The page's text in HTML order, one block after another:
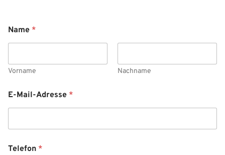
Name *
Vorname Nachname
E-Mail-Adresse *
Telefon *